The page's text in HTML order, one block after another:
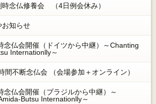
時念仏修養会 （4日例会休み）
お知らせ
念仏会開催（ドイツから中継）～Chanting
Internationlly～
間不断念仏会 （会場参加＋オンライン）
念仏会開催（ブラジルから中継）～
Butsu Internationlly～